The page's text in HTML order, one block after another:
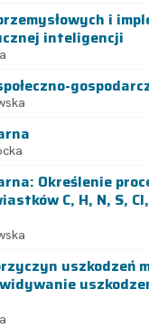
i
inteligencji
Określenie
C, H, N, S,
uszkodzeń